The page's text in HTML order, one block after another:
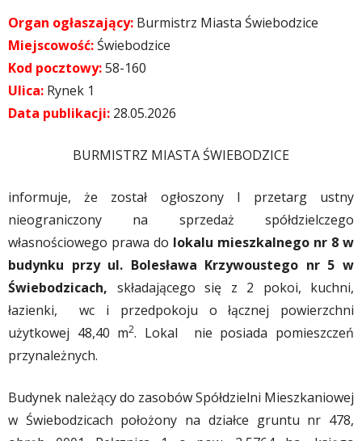
Organ ogłaszający: Burmistrz Miasta Świebodzice
Miejscowość:Świebodzice
Kod pocztowy:58-160
Ulica: Rynek 1
Data publikacji: 28.05.2026
BURMISTRZ MIASTA ŚWIEBODZICE
informuje, że został ogłoszony I przetarg ustny
nieograniczony na sprzedaż spółdzielczego
własnościowego prawa do lokalu mieszkalnego nr 8 w
budynku przy ul. Bolesława Krzywoustego nr 5 w
Świebodzicach, składającego się z 2 pokoi, kuchni,
łazienki, wc i przedpokoju o łącznej powierzchni
użytkowej 48,40 m2. Lokal nie posiada pomieszczeń
przynależnych.
Budynek należący do zasobów Spółdzielni Mieszkaniowej
w Świebodzicach położony na działce gruntu nr 478,